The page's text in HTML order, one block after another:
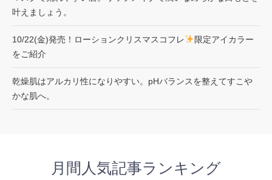
叶えましょう。
10/22(金)発売！ローションクリスマスコフレ
限定アイカラー
をご紹介
乾燥肌はアルカリ性になりやすい。pHバランスを整えてすこや
かな肌へ。
月間人気記事ランキング